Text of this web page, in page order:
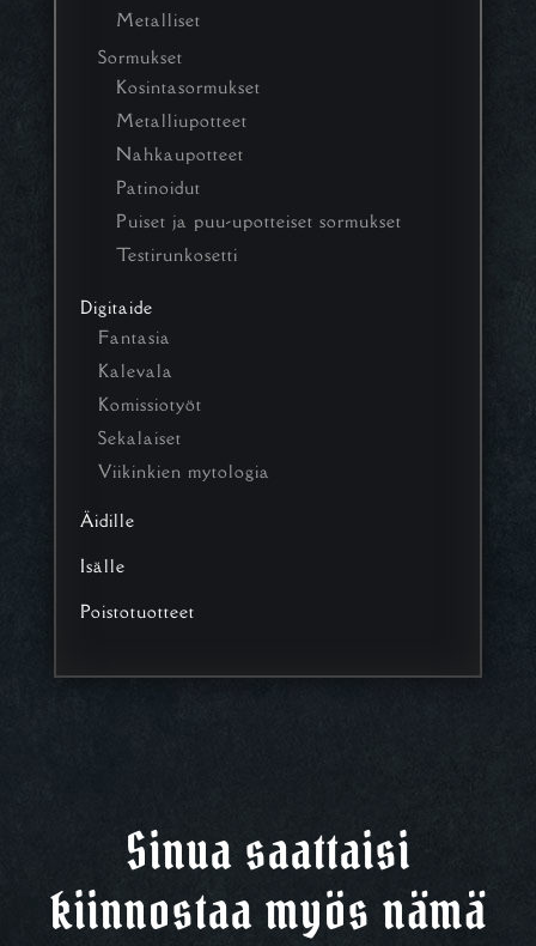
Metalliset
Sormukset
Kosintasormukset
Metalliupotteet
Nahkaupotteet
Patinoidut
Puiset ja puu-upotteiset sormukset
Testirunkosetti
Digitaide
Fantasia
Kalevala
Komissiotyöt
Sekalaiset
Viikinkien mytologia
Äidille
Isälle
Poistotuotteet
Sinua saattaisi
kiinnostaa myös nämä